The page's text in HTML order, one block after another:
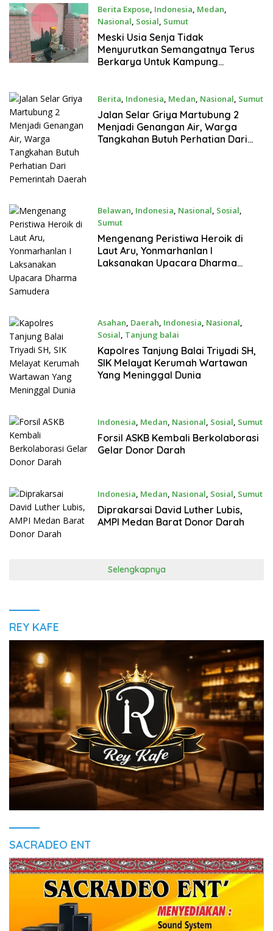
Berita Expose, Indonesia, Medan,
Nasional, Sosial, Sumut
Januari 16, 2022
Meski Usia Senja Tidak
Menyurutkan Semangatnya Terus
Berkarya Untuk Kampung
Berita, Indonesia, Medan, Nasional, Sumut
Januari 16, 2022
Jalan Selar Griya Martubung 2
Menjadi Genangan Air, Warga
Tangkahan Butuh Perhatian Dari
Belawan, Indonesia, Nasional, Sosial,
Sumut
Januari 16, 2022
Mengenang Peristiwa Heroik di
Laut Aru, Yonmarhanlan I
Laksanakan Upacara Dharma
Asahan, Daerah, Indonesia, Nasional,
Sosial, Tanjung balai
Januari 16, 2022
Kapolres Tanjung Balai Triyadi SH,
SIK Melayat Kerumah Wartawan
Yang Meninggal Dunia
Indonesia, Medan, Nasional, Sosial, Sumut
Januari 16, 2022
Forsil ASKB Kembali Berkolaborasi
Gelar Donor Darah
Indonesia, Medan, Nasional, Sosial, Sumut
Januari 16, 2022
Diprakarsai David Luther Lubis,
AMPI Medan Barat Donor Darah
Selengkapnya
REY KAFE
SACRADEO ENT